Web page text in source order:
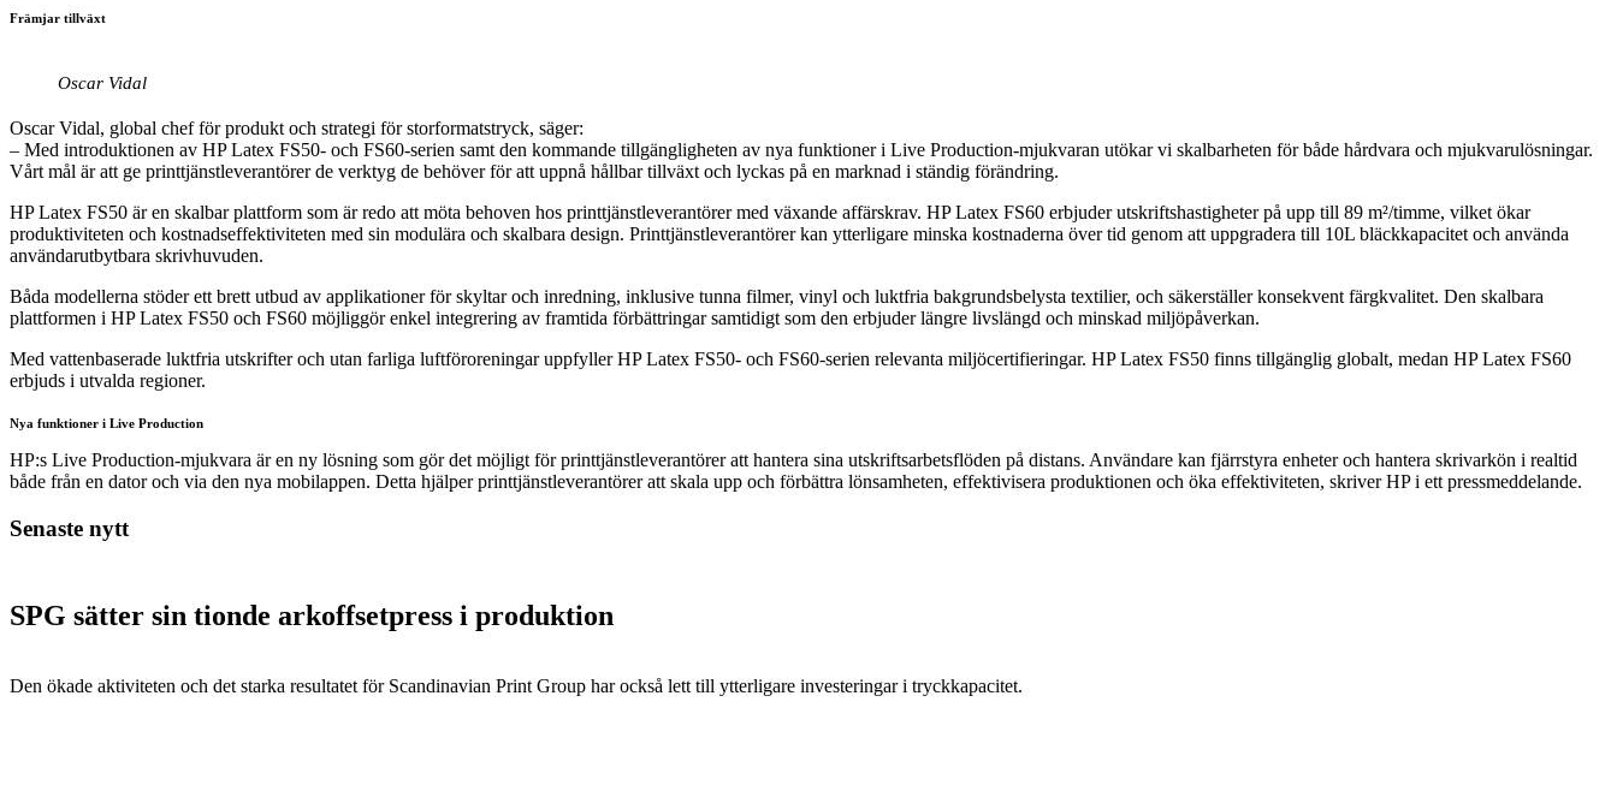
Främjar tillväxt
Oscar Vidal
Oscar Vidal, global chef för produkt och strategi för storformatstryck, säger:
– Med introduktionen av HP Latex FS50- och FS60-serien samt den kommande tillgängligheten av nya funktioner i Live Production-mjukvaran utökar vi skalbarheten för både hårdvara och mjukvarulösningar.
Vårt mål är att ge printtjänstleverantörer de verktyg de behöver för att uppnå hållbar tillväxt och lyckas på en marknad i ständig förändring.
HP Latex FS50 är en skalbar plattform som är redo att möta behoven hos printtjänstleverantörer med växande affärskrav. HP Latex FS60 erbjuder utskriftshastigheter på upp till 89 m²/timme, vilket ökar
produktiviteten och kostnadseffektiviteten med sin modulära och skalbara design. Printtjänstleverantörer kan ytterligare minska kostnaderna över tid genom att uppgradera till 10L bläckkapacitet och använda
användarutbytbara skrivhuvuden.
Båda modellerna stöder ett brett utbud av applikationer för skyltar och inredning, inklusive tunna filmer, vinyl och luktfria bakgrundsbelysta textilier, och säkerställer konsekvent färgkvalitet. Den skalbara
plattformen i HP Latex FS50 och FS60 möjliggör enkel integrering av framtida förbättringar samtidigt som den erbjuder längre livslängd och minskad miljöpåverkan.
Med vattenbaserade luktfria utskrifter och utan farliga luftföroreningar uppfyller HP Latex FS50- och FS60-serien relevanta miljöcertifieringar. HP Latex FS50 finns tillgänglig globalt, medan HP Latex FS60
erbjuds i utvalda regioner.
Nya funktioner i Live Production
HP:s Live Production-mjukvara är en ny lösning som gör det möjligt för printtjänstleverantörer att hantera sina utskriftsarbetsflöden på distans. Användare kan fjärrstyra enheter och hantera skrivarkön i realtid
både från en dator och via den nya mobilappen. Detta hjälper printtjänstleverantörer att skala upp och förbättra lönsamheten, effektivisera produktionen och öka effektiviteten, skriver HP i ett pressmeddelande.
Senaste nytt
SPG sätter sin tionde arkoffsetpress i produktion
Den ökade aktiviteten och det starka resultatet för Scandinavian Print Group har också lett till ytterligare investeringar i tryckkapacitet.